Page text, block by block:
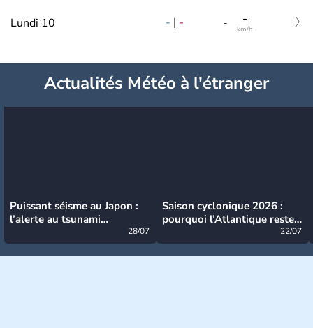
Lundi 10 - | - - -
km/h
Actualités Météo à l'étranger
Puissant séisme au Japon :
l’alerte au tsunami
28/07
Saison cyclonique 2026 :
pourquoi l’Atlantique reste
22/07